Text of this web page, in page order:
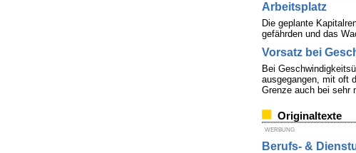
Arbeitsplatz
Die geplante
gefährden und das
Vorsatz bei
Bei
ausgegangen, mit oft
Grenze auch bei sehr
Originaltexte
WERBUNG
Berufs- &